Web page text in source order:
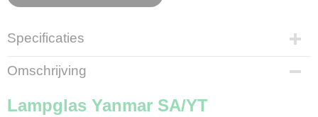
Specificaties
Bruto gewicht
0,10 Kg
Omschrijving
Lampglas Yanmar SA/YT